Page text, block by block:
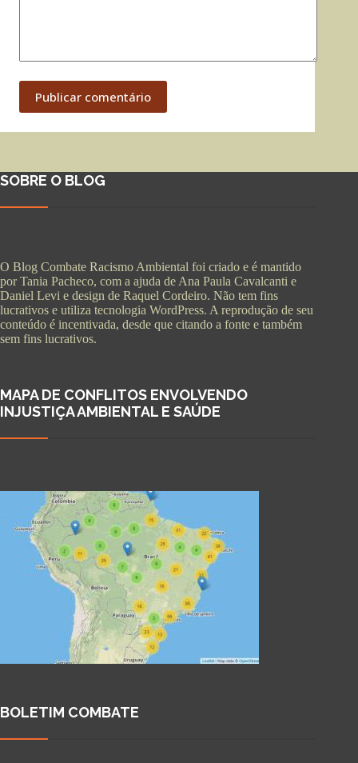
Publicar comentário
SOBRE O BLOG
O Blog Combate Racismo Ambiental foi criado e é mantido
por Tania Pacheco, com a ajuda de Ana Paula Cavalcanti e
Daniel Levi e design de Raquel Cordeiro. Não tem fins
lucrativos e utiliza tecnologia WordPress. A reprodução de seu
conteúdo é incentivada, desde que citando a fonte e também
sem fins lucrativos.
MAPA DE CONFLITOS ENVOLVENDO
INJUSTIÇA AMBIENTAL E SAÚDE
BOLETIM COMBATE